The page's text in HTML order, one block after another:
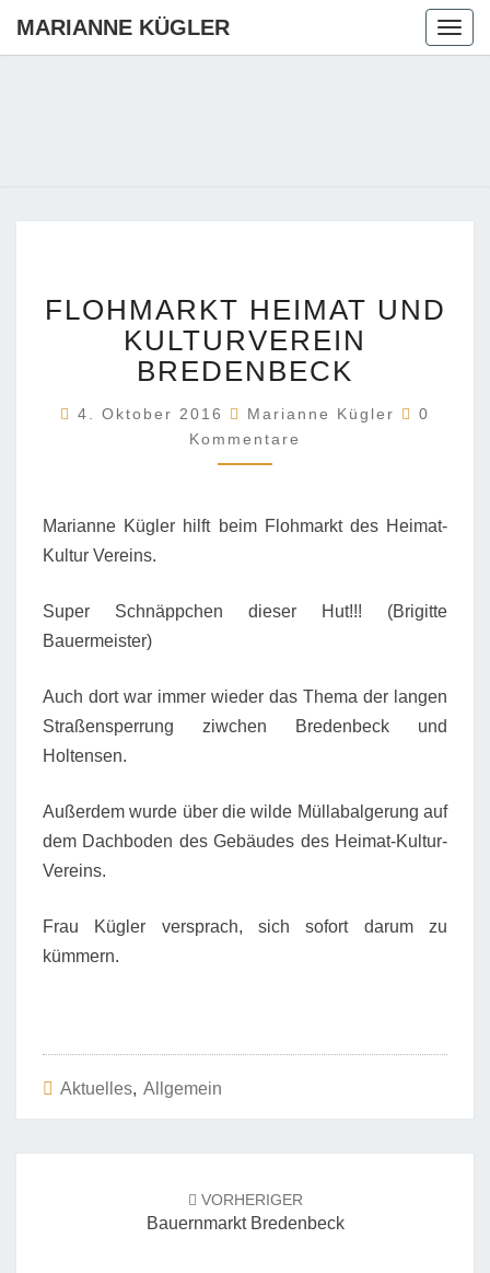
MARIANNE KÜGLER
HEIMAT
UND
KULTURVEREIN
BREDENBECK
FLOHMARKT HEIMAT UND
KULTURVEREIN
BREDENBECK
4. Oktober 2016 Marianne Kügler
0
Kommentare
Marianne Kügler hilft beim Flohmarkt des Heimat-
Kultur Vereins.
Super Schnäppchen dieser Hut!!! (Brigitte
Bauermeister)
Auch dort war immer wieder das Thema der langen
Straßensperrung ziwchen Bredenbeck und
Holtensen.
Außerdem wurde über die wilde Müllabalgerung auf
dem Dachboden des Gebäudes des Heimat-Kultur-
Vereins.
Frau Kügler versprach, sich sofort darum zu
kümmern.
Aktuelles, Allgemein
VORHERIGER
Bauernmarkt Bredenbeck